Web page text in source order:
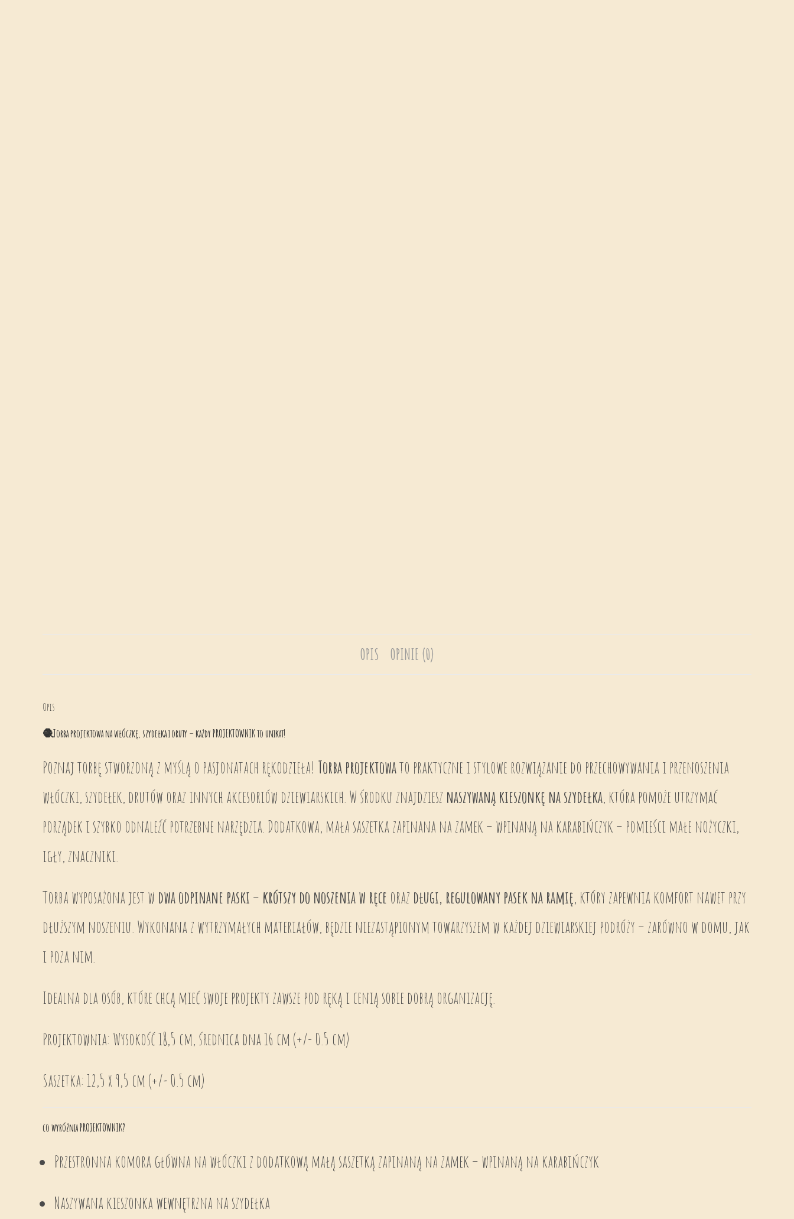
OPIS OPINIE (0)
Opis
🧶Torba projektowa na włóczkę, szydełka i druty – każdy PROJEKTOWNIK to unikat!
Poznaj torbę stworzoną z myślą o pasjonatach rękodzieła! Torba projektowato praktyczne i stylowe rozwiązanie do przechowywania i przenoszenia
włóczki, szydełek, drutów oraz innych akcesoriów dziewiarskich. W środku znajdziesz naszywaną kieszonkę na szydełka, która pomoże utrzymać
porządek i szybko odnaleźć potrzebne narzędzia. Dodatkowa, mała saszetka zapinana na zamek – wpinaną na karabińczyk – pomieści małe nożyczki,
igły, znaczniki.
Torba wyposażona jest w dwa odpinane paski – krótszy do noszenia w ręce oraz długi, regulowany pasek na ramię, który zapewnia komfort nawet przy
dłuższym noszeniu. Wykonana z wytrzymałych materiałów, będzie niezastąpionym towarzyszem w każdej dziewiarskiej podróży – zarówno w domu, jak
i poza nim.
Idealna dla osób, które chcą mieć swoje projekty zawsze pod ręką i cenią sobie dobrą organizację.
Projektownia: Wysokość 18,5 cm, średnica dna 16 cm (+/- 0.5 cm)
Saszetka: 12,5 x 9,5 cm (+/- 0.5 cm)
co wyróżnia PROJEKTOWNIK?
Przestronna komora główna na włóczki z dodatkową małą saszetką zapinaną na zamek – wpinaną na karabińczyk
Naszywana kieszonka wewnętrzna na szydełka